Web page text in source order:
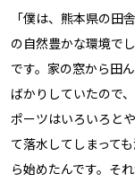
「僕は、熊本県の田
の自然豊かな環境で
です。家の窓から田
ばかりしていたので
ポーツはいろいろと
て落水してしまって
ら始めたんです。そ